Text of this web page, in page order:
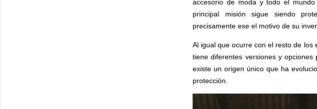
accesorio de moda y todo el
principal misión sigue siendo
precisamente ese el motivo de su
Al igual que ocurre con el resto de los
tiene diferentes versiones y
existe un origen único que ha
protección.